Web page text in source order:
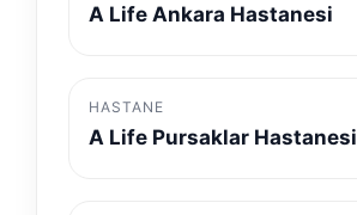
A Life Ankara Hastanesi
HASTANE
A Life Pursaklar Hastanesi